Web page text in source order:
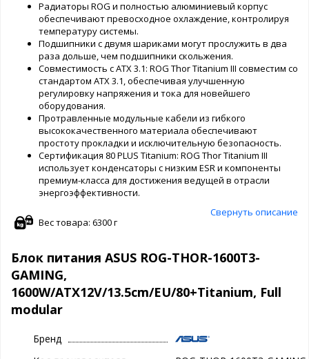
Радиаторы ROG и полностью алюминиевый корпус
обеспечивают превосходное охлаждение, контролируя
температуру системы.
Подшипники с двумя шариками могут прослужить в два
раза дольше, чем подшипники скольжения.
Совместимость с ATX 3.1: ROG Thor Titanium III совместим со
стандартом ATX 3.1, обеспечивая улучшенную
регулировку напряжения и тока для новейшего
оборудования.
Протравленные модульные кабели из гибкого
высококачественного материала обеспечивают
простоту прокладки и исключительную безопасность.
Сертификация 80 PLUS Titanium: ROG Thor Titanium III
использует конденсаторы с низким ESR и компоненты
премиум-класса для достижения ведущей в отрасли
энергоэффективности.
Свернуть описание
Вес товара: 6300 г
Блок питания ASUS ROG-THOR-1600T3-
GAMING,
1600W/ATX12V/13.5cm/EU/80+Titanium, Full
modular
Бренд